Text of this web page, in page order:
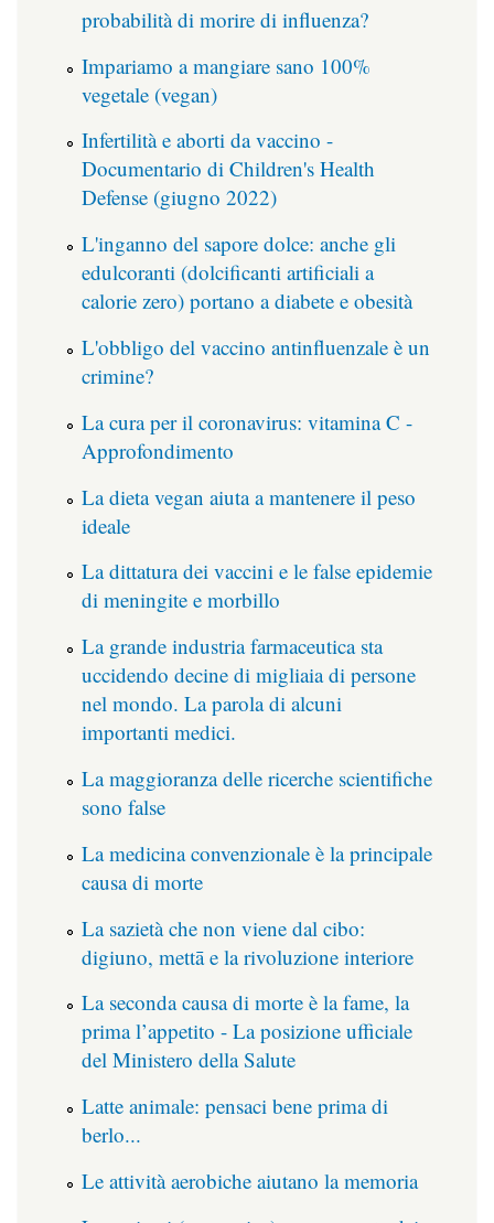
probabilità di morire di influenza?
Impariamo a mangiare sano 100%
vegetale (vegan)
Infertilità e aborti da vaccino -
Documentario di Children's Health
Defense (giugno 2022)
L'inganno del sapore dolce: anche gli
edulcoranti (dolcificanti artificiali a
calorie zero) portano a diabete e obesità
L'obbligo del vaccino antinfluenzale è un
crimine?
La cura per il coronavirus: vitamina C -
Approfondimento
La dieta vegan aiuta a mantenere il peso
ideale
La dittatura dei vaccini e le false epidemie
di meningite e morbillo
La grande industria farmaceutica sta
uccidendo decine di migliaia di persone
nel mondo. La parola di alcuni
importanti medici.
La maggioranza delle ricerche scientifiche
sono false
La medicina convenzionale è la principale
causa di morte
La sazietà che non viene dal cibo:
digiuno, mettā e la rivoluzione interiore
La seconda causa di morte è la fame, la
prima l’appetito - La posizione ufficiale
del Ministero della Salute
Latte animale: pensaci bene prima di
berlo...
Le attività aerobiche aiutano la memoria